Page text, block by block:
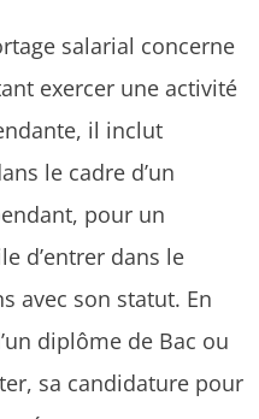
salarial concerne
exercer une activité
il inclut
le cadre d’un
pour un
d’entrer dans le
avec son statut. En
diplôme de Bac ou
sa candidature pour